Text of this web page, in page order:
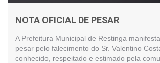
NOTA OFICIAL DE PESAR
A Prefeitura Municipal de Restinga
pesar pelo falecimento do Sr. Valentino
conhecido, respeitado e estimado pela